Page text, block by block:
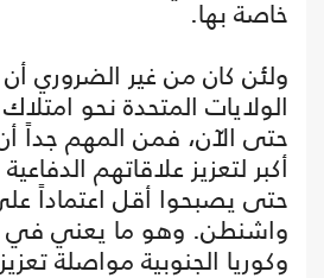
خاصة بها.
ولئن كان من غير الضروري أن
الولايات المتحدة نحو
حتى الآن، فمن المهم جداً
أكبر لتعزيز علاقاتهم
حتى يصبحوا أقل اعتماداً
واشنطن. وهو ما يعني في
وكوريا الجنوبية مواصلة